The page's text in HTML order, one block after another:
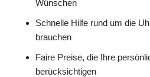
Wünschen
Schnelle Hilfe rund um die
brauchen
Faire Preise, die Ihre
berücksichtigen